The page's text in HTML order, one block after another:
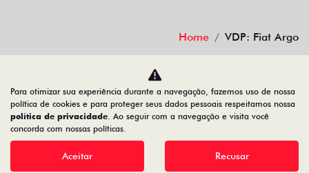
Home VDP: Fiat Argo
Desacelere. Seu bem maior é a vida.
BARIGUI VEICULOS LTDA
79.763.884/0001-96
Para otimizar sua experiência durante a navegação, fazemos uso de nossa
política de cookies e para proteger seus dados pessoais respeitamos nossa
política de privacidade. Ao seguir com a navegação e visita você
concorda com nossas políticas.
Aceitar Recusar